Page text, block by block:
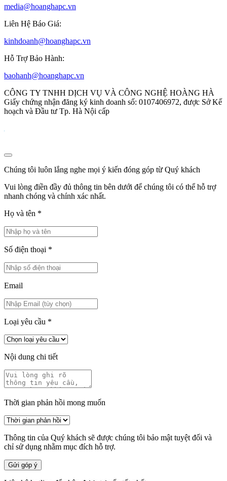
media@hoanghapc.vn
Liên Hệ Báo Giá:
kinhdoanh@hoanghapc.vn
Hỗ Trợ Bảo Hành:
baohanh@hoanghapc.vn
CÔNG TY TNHH DỊCH VỤ VÀ CÔNG NGHỆ HOÀNG HÀ
Giấy chứng nhận đăng ký kinh doanh số: 0107406972, được Sở Kế
hoạch và Đầu tư Tp. Hà Nội cấp
Chúng tôi luôn lắng nghe mọi ý kiến đóng góp từ Quý khách
Vui lòng điền đầy đủ thông tin bên dưới để chúng tôi có thể hỗ trợ
nhanh chóng và chính xác nhất.
Họ và tên *
Số điện thoại *
Email
Loại yêu cầu *
Nội dung chi tiết
Thời gian phản hồi mong muốn
Thông tin của Quý khách sẽ được chúng tôi bảo mật tuyệt đối và
chỉ sử dụng nhằm mục đích hỗ trợ.
Gửi góp ý